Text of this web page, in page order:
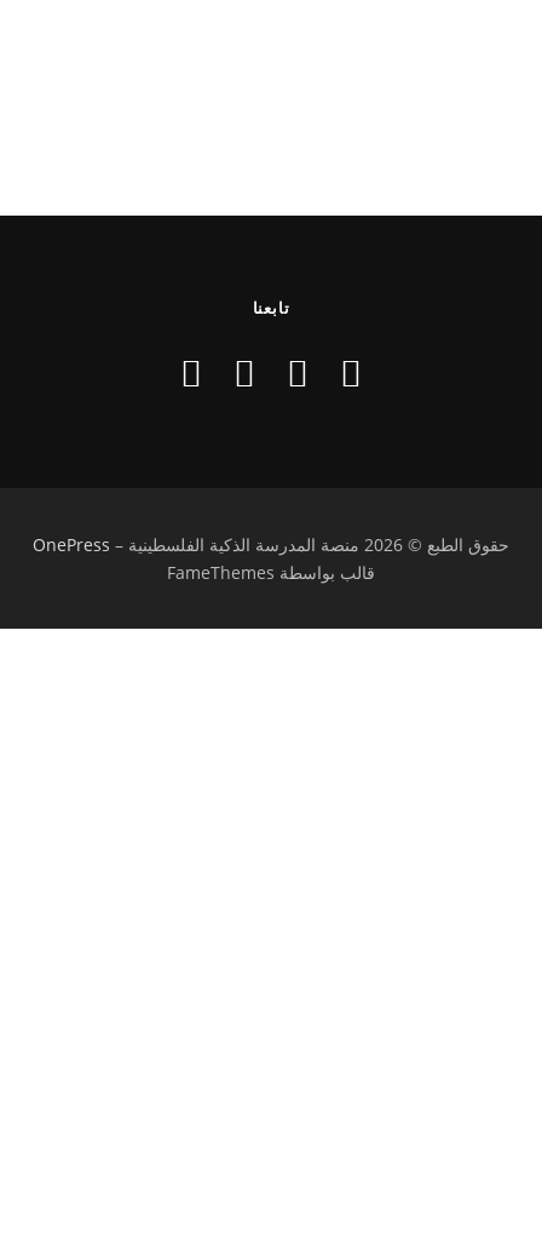
تابعنا
حقوق الطبع © 2026 منصة المدرسة الذكية الفلسطينية –
OnePress
قالب بواسطة FameThemes